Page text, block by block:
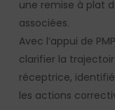
une remise à plat
associées.
Avec l’appui de
clarifier la
réceptrice,
les actions